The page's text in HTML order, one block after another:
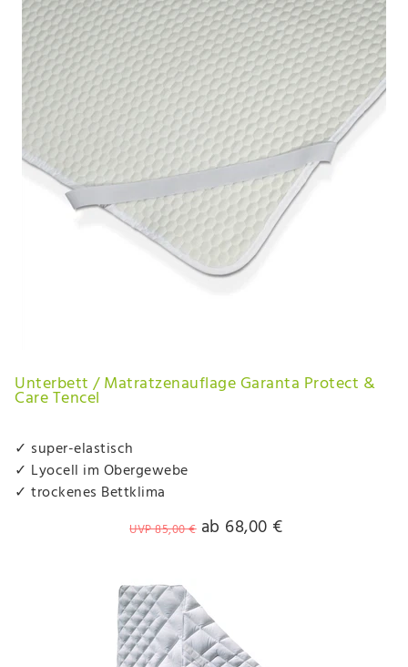
Unterbett / Matratzenauflage Garanta Protect &
Care Tencel
✓ super-elastisch
✓ Lyocell im Obergewebe
✓ trockenes Bettklima
UVP 85,00 € ab 68,00 €